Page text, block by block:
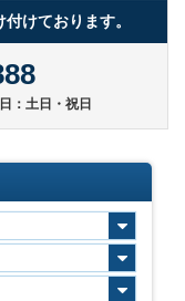
けております。
：土日・祝日